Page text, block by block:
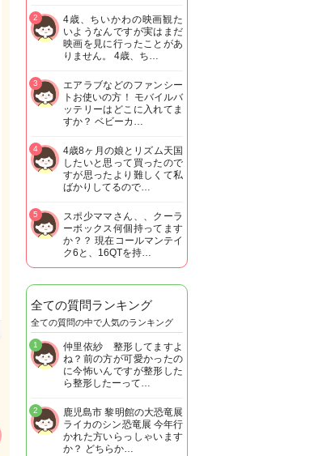
4歳、ちいかわの映画観た
いようなんですが実はまだ
映画を見に行ったことがあ
りません。 4歳、ち…
2
エアラブなどのファンシー
トお使いの方！ モバイルバ
ッテリーはどこに入れてま
すか？ ベビーカ…
3
4歳8ヶ月の娘とリズム天国
したいと思って買ったので
すが思ったより難しくて私
ばかりしてるので…
4
スポ少ママさん、、クーラ
ーボックス何個持ってます
か？？ 現在コールマンテイ
ク6と、16QTを持…
5
全ての質問ランキング
全ての質問の中で人気のランキング
仲里依紗 整形してますよ
ね？前の方が可愛かったの
に今怖いんですが整形した
ら整形したーって…
1
鹿児島市 黎明館の大恐竜展
ライカのシン恐竜展 今年行
かれた方いらっしゃいます
か？ どちらか…
2